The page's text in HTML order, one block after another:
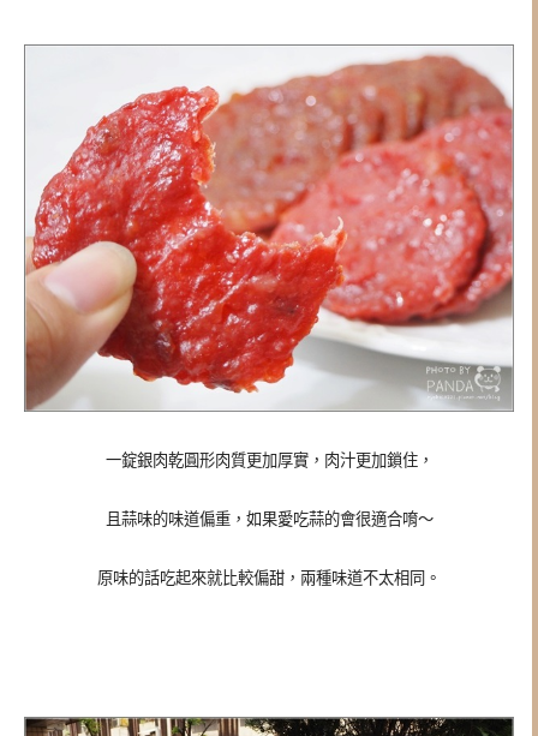
一錠銀肉乾圓形肉質更加厚實，肉汁更加鎖住，
且蒜味的味道偏重，如果愛吃蒜的會很適合唷～
原味的話吃起來就比較偏甜，兩種味道不太相同。